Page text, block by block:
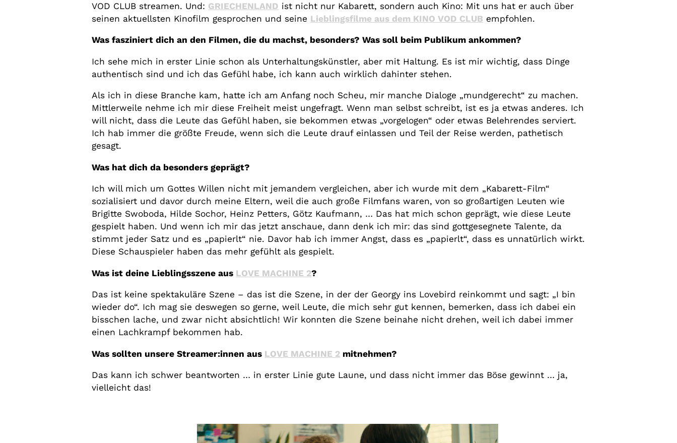
VOD CLUB streamen. Und: GRIECHENLAND ist nicht nur Kabarett, sondern auch Kino: Mit uns hat er auch über
seinen aktuellsten Kinofilm gesprochen und seine Lieblingsfilme aus dem KINO VOD CLUB empfohlen.
Was fasziniert dich an den Filmen, die du machst, besonders? Was soll beim Publikum ankommen?
Ich sehe mich in erster Linie schon als Unterhaltungskünstler, aber mit Haltung. Es ist mir wichtig, dass Dinge
authentisch sind und ich das Gefühl habe, ich kann auch wirklich dahinter stehen.
Als ich in diese Branche kam, hatte ich am Anfang noch Scheu, mir manche Dialoge „mundgerecht“ zu machen.
Mittlerweile nehme ich mir diese Freiheit meist ungefragt. Wenn man selbst schreibt, ist es ja etwas anderes. Ich
will nicht, dass die Leute das Gefühl haben, sie bekommen etwas „vorgelogen“ oder etwas Belehrendes serviert.
Ich hab immer die größte Freude, wenn sich die Leute drauf einlassen und Teil der Reise werden, pathetisch
gesagt.
Was hat dich da besonders geprägt?
Ich will mich um Gottes Willen nicht mit jemandem vergleichen, aber ich wurde mit dem „Kabarett-Film“
sozialisiert und davor durch meine Eltern, weil die auch große Filmfans waren, von so großartigen Leuten wie
Brigitte Swoboda, Hilde Sochor, Heinz Petters, Götz Kaufmann, … Das hat mich schon geprägt, wie diese Leute
gespielt haben. Und wenn ich mir das jetzt anschaue, dann denk ich mir: das sind gottgesegnete Talente, da
stimmt jeder Satz und es „papierlt“ nie. Davor hab ich immer Angst, dass es „papierlt“, dass es unnatürlich wirkt.
Diese Schauspieler haben das mehr gefühlt als gespielt.
Was ist deine Lieblingsszene aus LOVE MACHINE 2?
Das ist keine spektakuläre Szene – das ist die Szene, in der der Georgy ins Lovebird reinkommt und sagt: „I bin
wieder do“. Ich mag sie deswegen so gerne, weil Leute, die mich sehr gut kennen, bemerken, dass ich dabei ein
bisschen lache, und zwar nicht absichtlich! Wir konnten die Szene beinahe nicht drehen, weil ich dabei immer
einen Lachkrampf bekommen hab.
Was sollten unsere Streamer:innen aus LOVE MACHINE 2 mitnehmen?
Das kann ich schwer beantworten … in erster Linie gute Laune, und dass nicht immer das Böse gewinnt … ja,
vielleicht das!